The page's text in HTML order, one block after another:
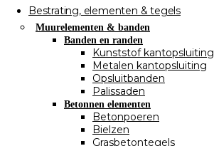
Bestrating, elementen & tegels
Muurelementen & banden
Banden en randen
Kunststof kantopsluiting
Metalen kantopsluiting
Opsluitbanden
Palissaden
Betonnen elementen
Betonpoeren
Bielzen
Grasbetontegels